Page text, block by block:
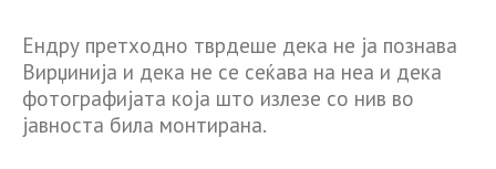
Ендру претходно тврдеше дека не ја познава
Вирџинија и дека не се сеќава на неа и дека
фотографијата која што излезе со нив во
јавноста била монтирана.